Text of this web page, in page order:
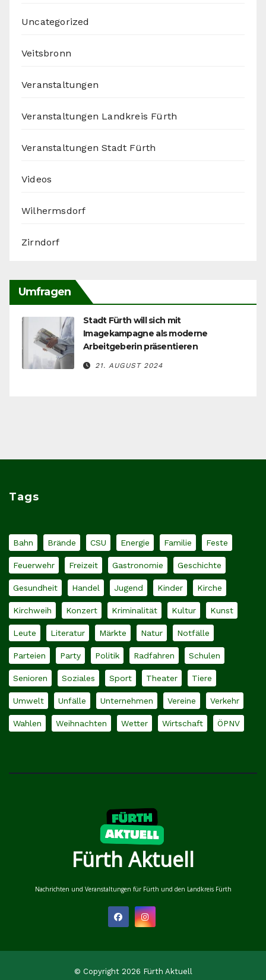
Uncategorized
Veitsbronn
Veranstaltungen
Veranstaltungen Landkreis Fürth
Veranstaltungen Stadt Fürth
Videos
Wilhermsdorf
Zirndorf
Umfragen
Stadt Fürth will sich mit
Imagekampagne als moderne
Arbeitgeberin präsentieren
21. AUGUST 2024
Tags
Bahn Brände CSU Energie Familie Feste
Feuerwehr Freizeit Gastronomie Geschichte
Gesundheit Handel Jugend Kinder Kirche
Kirchweih Konzert Kriminalität Kultur Kunst
Leute Literatur Märkte Natur Notfälle
Parteien Party Politik Radfahren Schulen
Senioren Soziales Sport Theater Tiere
Umwelt Unfälle Unternehmen Vereine Verkehr
Wahlen Weihnachten Wetter Wirtschaft ÖPNV
Fürth Aktuell
Nachrichten und Veranstaltungen für Fürth und den Landkreis Fürth
© Copyright 2026 Fürth Aktuell